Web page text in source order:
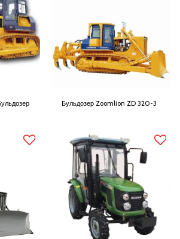
Бульдозер Zoomlion ZD 320-3